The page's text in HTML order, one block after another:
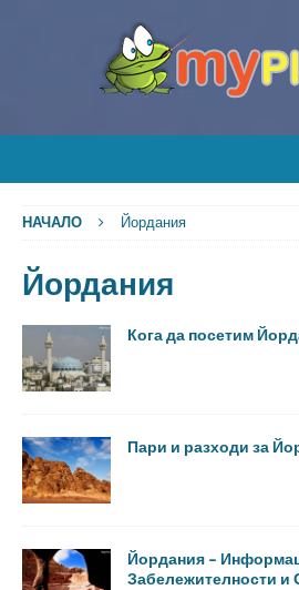
НАЧАЛО Йордания
Йордания
Кога да посетим
Пари и разходи за
Йордания –
Забележителности и